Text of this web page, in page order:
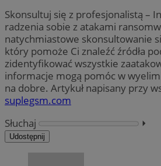
Skonsultuj się z profesjonalistą –
radzenia sobie z atakami
natychmiastowe skonsultowanie
który pomoże Ci znaleźć źródła
zidentyfikować wszystkie
informacje mogą pomóc w
na dobre. Artykuł napisany przy
suplegsm.com
Słuchaj
⏵︎
Udostępnij